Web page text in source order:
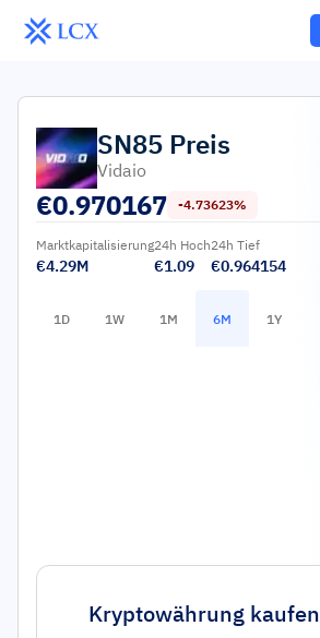
SN85 Preis
Vidaio
€0.970167 -4.73623%
Marktkapitalisierung
€4.29M
24h Hoch
€1.09
24h Tief
€0.964154
1D 1W 1M 6M 1Y
Kryptowährung kaufen